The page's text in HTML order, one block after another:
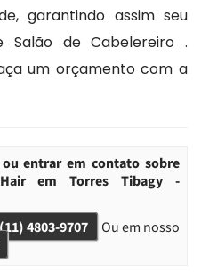
garantindo assim seu
Salão de Cabelereiro .
um orçamento com a
entrar em contato sobre
em Torres Tibagy -
(11) 4803-9707
Ou em nosso